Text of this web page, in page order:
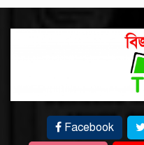
Facebook